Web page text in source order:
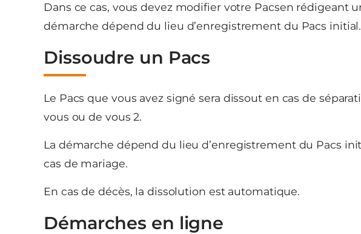
Dans ce cas, vous devez modifier votre Pacsen rédigeant
démarche dépend du lieu d’enregistrement du Pacs initial.
Dissoudre un Pacs
Le Pacs que vous avez signé sera dissout en cas de
vous ou de vous 2.
La démarche dépend du lieu d’enregistrement du Pacs
cas de mariage.
En cas de décès, la dissolution est automatique.
Démarches en ligne